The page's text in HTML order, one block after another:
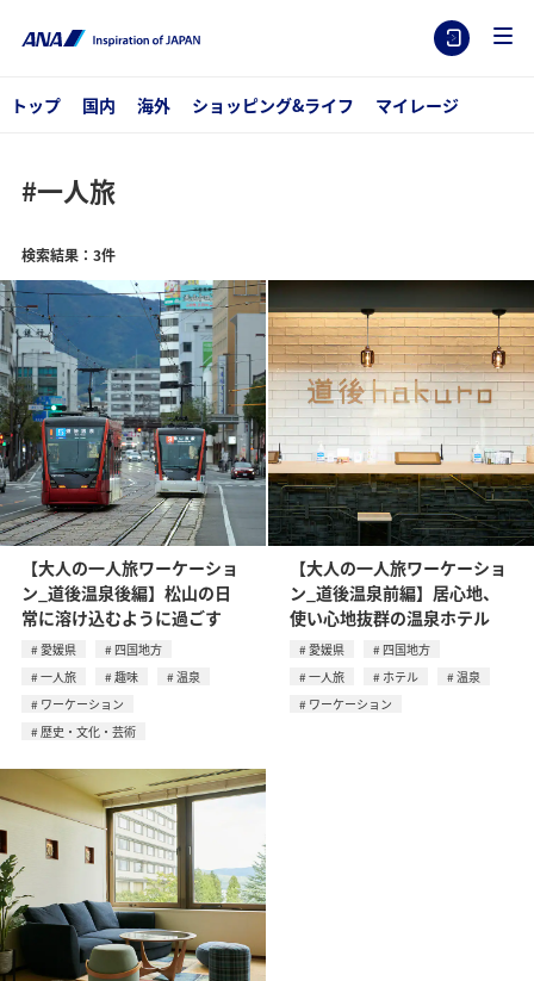
トップ 国内 海外 ショッピング&ライフ マイレージ
#一人旅
検索結果：3件
【大人の一人旅ワーケーショ
ン_道後温泉後編】松山の日
常に溶け込むように過ごす
愛媛県
四国地方
一人旅
趣味
温泉
ワーケーション
歴史・文化・芸術
【大人の一人旅ワーケーショ
ン_道後温泉前編】居心地、
使い心地抜群の温泉ホテル
愛媛県
四国地方
一人旅
ホテル
温泉
ワーケーション